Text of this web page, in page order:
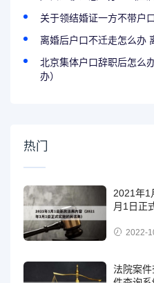
关于领结婚证一方不带户
离婚后户口不迁走怎么办
北京集体户口辞职后怎么
办）
热门
2021年1
月1日正
2022-
法院案